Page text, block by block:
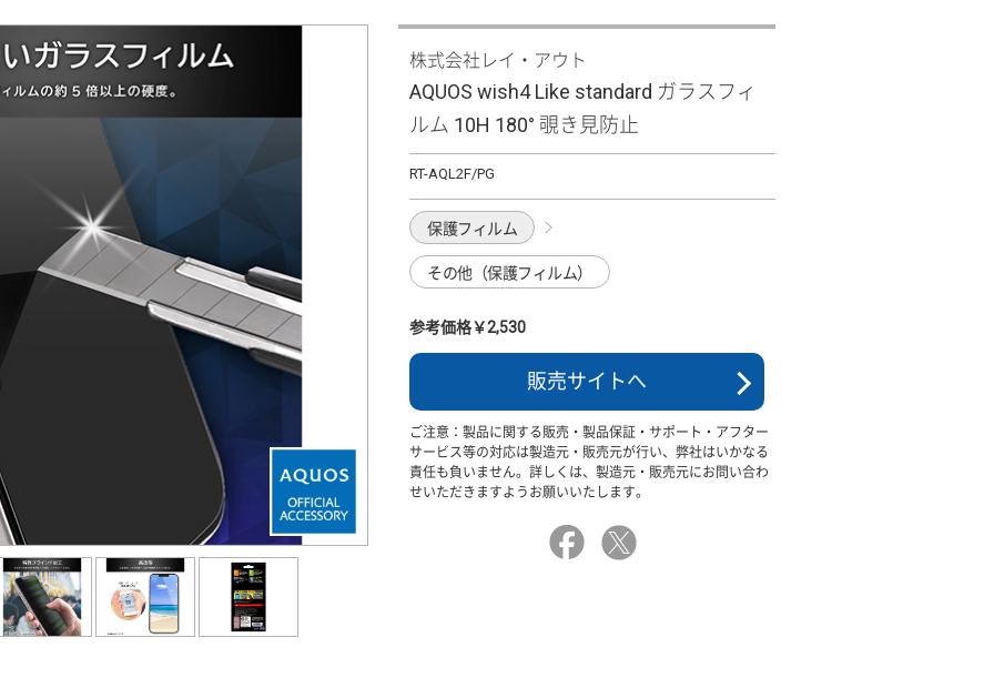
株式会社レイ・アウト
AQUOS wish4 Like standard ガラスフィ
ルム 10H 180° 覗き見防止
RT-AQL2F/PG
保護フィルム
その他（保護フィルム）
参考価格￥2,530
販売サイトへ
ご注意：製品に関する販売・製品保証・サポート・アフター
サービス等の対応は製造元・販売元が行い、弊社はいかなる
責任も負いません。詳しくは、製造元・販売元にお問い合わ
せいただきますようお願いいたします。